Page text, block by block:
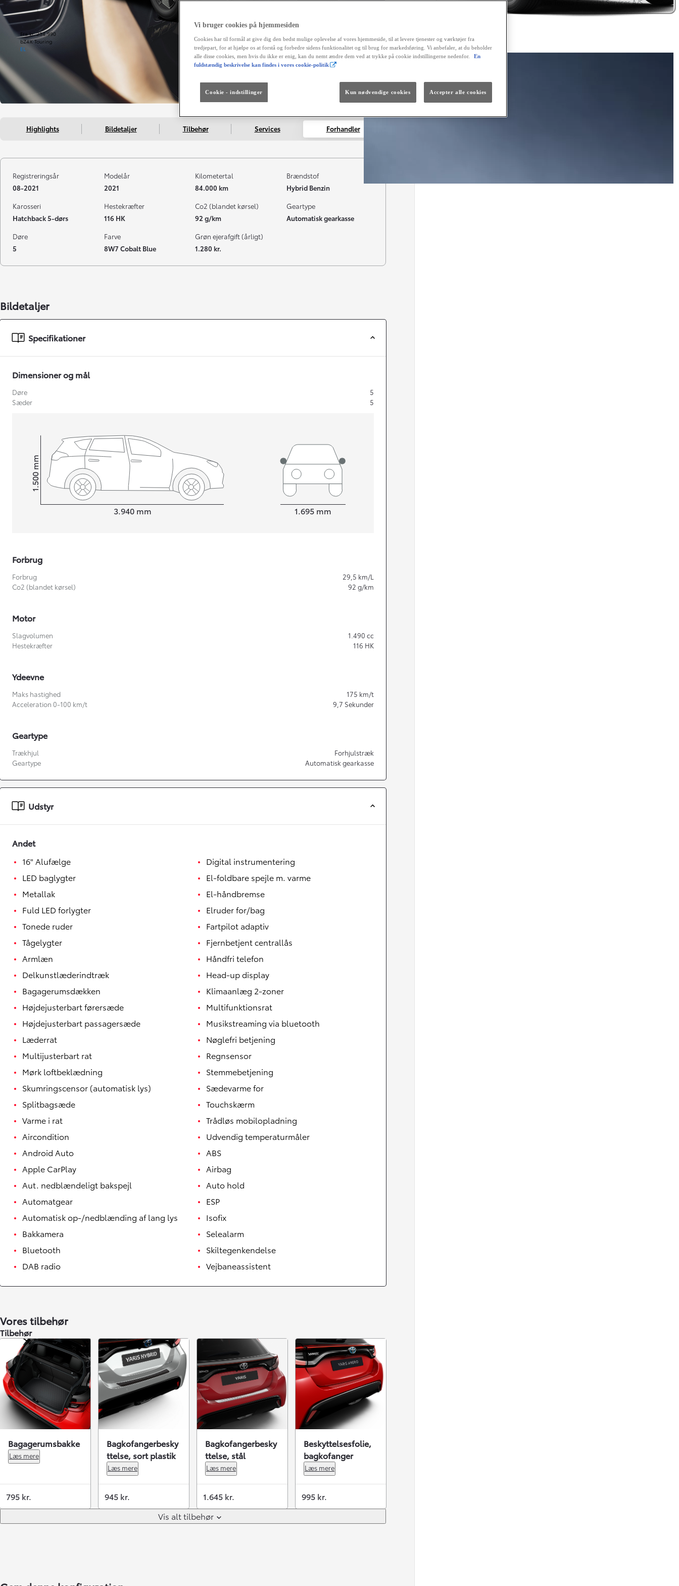
Fra kr. 234.990
bZ4X Touring
EL
Fra kr. 349.990
Den nye GR GT
The soul lives on.
Yaris
HYBRID
og renteforhøjelser. Finansiering via Toyota Financial Services A/S.
Highlights Bildetaljer Tilbehør Services Forhandler
Registreringsår
08-2021
Modelår
2021
Kilometertal
84.000 km
Brændstof
Hybrid Benzin
Karosseri
Hatchback 5-dørs
Hestekræfter
116 HK
Co2 (blandet kørsel)
92 g/km
Geartype
Automatisk gearkasse
Døre
5
Farve
8W7 Cobalt Blue
Grøn ejerafgift (årligt)
1.280 kr.
Bildetaljer
Specifikationer
Dimensioner og mål
Døre
5
Sæder
5
3.940 mm
Højt1.500
mm
1.695 mm
Forbrug
Forbrug 29,5 km/L
Co2 (blandet kørsel)
92 g/km
Motor
Slagvolumen 1.490 cc
Hestekræfter
116 HK
Ydeevne
Maks hastighed 175 km/t
Acceleration 0-100 km/t
9,7 Sekunder
Geartype
Trækhjul
Forhjulstræk
Geartype
Automatisk gearkasse
Udstyr
Andet
16" Alufælge
LED baglygter
Metallak
Fuld LED forlygter
Tonede ruder
Tågelygter
Armlæn
Delkunstlæderindtræk
Bagagerumsdækken
Højdejusterbart førersæde
Højdejusterbart passagersæde
Læderrat
Multijusterbart rat
Mørk loftbeklædning
Skumringscensor (automatisk lys)
Splitbagsæde
Varme i rat
Aircondition
Android Auto
Apple CarPlay
Aut. nedblændeligt bakspejl
Automatgear
Automatisk op-/nedblænding af lang lys
Bakkamera
Bluetooth
DAB radio
Digital instrumentering
El-foldbare spejle m. varme
El-håndbremse
Elruder for/bag
Fartpilot adaptiv
Fjernbetjent centrallås
Håndfri telefon
Head-up display
Klimaanlæg 2-zoner
Multifunktionsrat
Musikstreaming via bluetooth
Nøglefri betjening
Regnsensor
Stemmebetjening
Sædevarme for
Touchskærm
Trådløs mobilopladning
Udvendig temperaturmåler
ABS
Airbag
Auto hold
ESP
Isofix
Selealarm
Skiltegenkendelse
Vejbaneassistent
Vores tilbehør
Tilbehør
Bagagerumsbakke
Læs mere
795 kr.
Bagkofangerbesky
ttelse, sort plastik
Læs mere
945 kr.
Bagkofangerbesky
ttelse, stål
Læs mere
1.645 kr.
Beskyttelsesfolie,
bagkofanger
Læs mere
995 kr.
Vis alt tilbehør
Vi bruger cookies på hjemmesiden
Cookies har til formål at give dig den bedst mulige oplevelse af vores hjemmeside, til at levere tjenester og værktøjer fra
tredjepart, for at hjælpe os at forstå og forbedre sidens funktionalitet og til brug for markedsføring. Vi anbefaler, at du beholder
alle disse cookies, men hvis du ikke er enig, kan du nemt ændre dem ved at trykke på cookie indstillingerne nedenfor.
En
fuldstændig beskrivelse kan findes i vores cookie-politik
Cookie - indstillinger Kun nødvendige cookies Accepter alle cookies